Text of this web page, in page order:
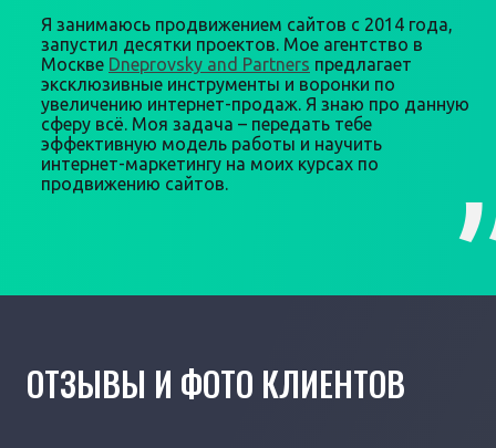
Я занимаюсь продвижением сайтов с 2014 года,
запустил десятки проектов. Мое агентство в
Москве Dneprovsky and Partners предлагает
эксклюзивные инструменты и воронки по
увеличению интернет-продаж. Я знаю про данную
сферу всё. Моя задача – передать тебе
эффективную модель работы и научить
интернет-маркетингу на моих курсах по
продвижению сайтов.
ОТЗЫВЫ И ФОТО КЛИЕНТОВ